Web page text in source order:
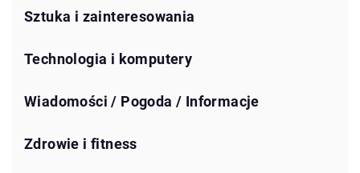
Sztuka i zainteresowania
Technologia i komputery
Wiadomości / Pogoda / Informacje
Zdrowie i fitness